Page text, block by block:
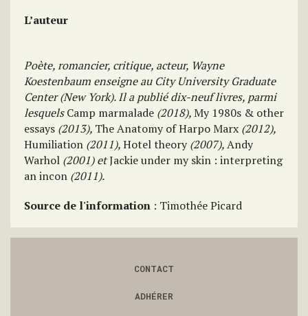
L’auteur
Poète, romancier, critique, acteur, Wayne
Koestenbaum enseigne au City University Graduate
Center (New York). Il a publié dix-neuf livres, parmi
lesquelsCamp marmalade (2018),My 1980s & other
essays (2013), The Anatomy of Harpo Marx (2012),
Humiliation (2011),Hotel theory(2007),Andy
Warhol (2001) etJackie under my skin : interpreting
an incon (2011).
Source de l'information : Timothée Picard
CONTACT
ADHÉRER